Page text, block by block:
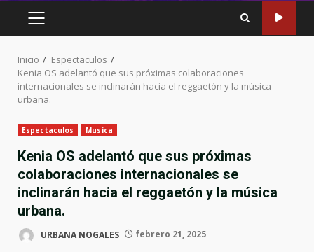
MENÚ
PRINCIPAL
Inicio
Espectaculos
Kenia OS adelantó que sus próximas colaboraciones
internacionales se inclinarán hacia el reggaetón y la música
urbana.
Espectaculos Musica
Kenia OS adelantó que sus próximas
colaboraciones internacionales se
inclinarán hacia el reggaetón y la música
urbana.
URBANA NOGALES febrero 21, 2025